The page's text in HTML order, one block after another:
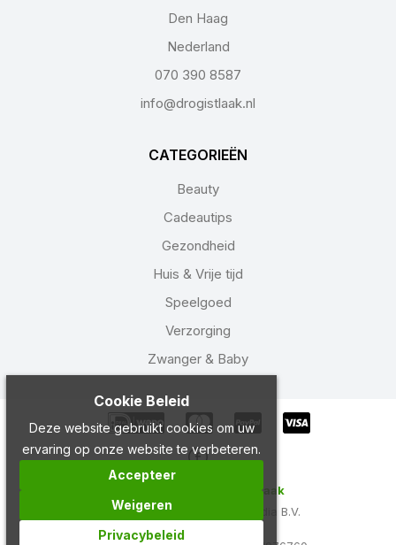
Den Haag
Nederland
070 390 8587
info@drogistlaak.nl
CATEGORIEËN
Beauty
Cadeautips
Gezondheid
Huis & Vrije tijd
Speelgoed
Verzorging
Zwanger & Baby
Copyright 2024 Drogist Laak
Ontwikkeld door
Best4u Media B.V.
Cookie Beleid
Deze website gebruikt cookies om uw
ervaring op onze website te verbeteren.
Accepteer
Weigeren
Privacybeleid